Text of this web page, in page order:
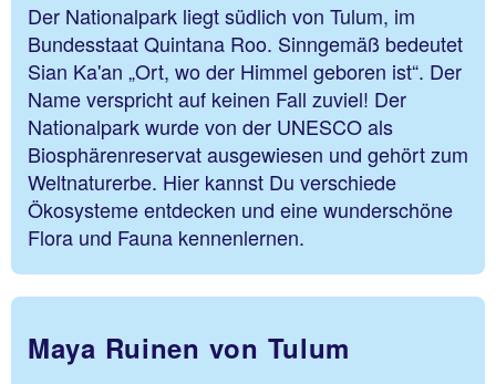
Der Nationalpark liegt südlich von Tulum, im
Bundesstaat Quintana Roo. Sinngemäß bedeutet
Sian Ka'an „Ort, wo der Himmel geboren ist“. Der
Name verspricht auf keinen Fall zuviel! Der
Nationalpark wurde von der UNESCO als
Biosphärenreservat ausgewiesen und gehört zum
Weltnaturerbe. Hier kannst Du verschiede
Ökosysteme entdecken und eine wunderschöne
Flora und Fauna kennenlernen.
Maya Ruinen von Tulum